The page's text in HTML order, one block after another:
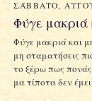
ΣΆΒΒΑΤΟ,
Φύγε μακριά
Φύγε μακριά και
μη σταματήσεις
το ξέρω πως πονάς
μα τίποτα δεν